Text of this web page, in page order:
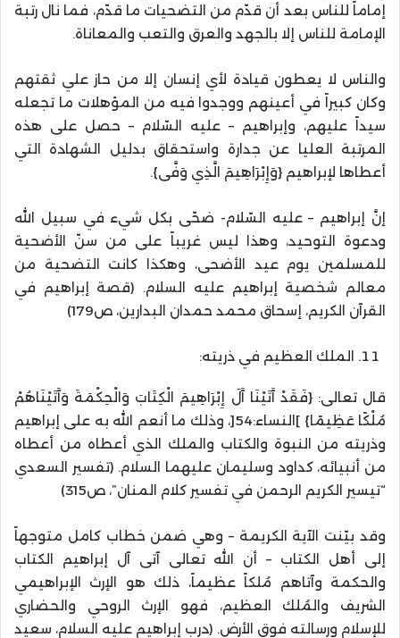
إماماً للناس بعد أن قدّم من التضحيات ما قدّم، فما نال رتبة
الإمامة للناس إلا بالجهد والعرق والتعب والمعاناة.
والناس لا يعطون قيادة لأي إنسان إلا من حاز علي ثقتهم
وكان كبيراً في أعينهم ووجدوا فيه من المؤهلات ما تجعله
سيداً عليهم، وإبراهيم – عليه السّلام – حصل على هذه
المرتبة العليا عن جدارة واستحقاق بدليل الشهادة التي
أعطاها لإبراهيم {وَإِبْرَاهِيمَ الَّذِي وَفَّى}.
إنَّ إبراهيم – عليه السّلام- ضحّى بكل شيء في سبيل الله
ودعوة التوحيد، وهذا ليس غريباً على من سنّ الأضحية
للمسلمين يوم عيد الأضحى، وهكذا كانت التضحية من
معالم شخصية إبراهيم عليه السلام. (قصة إبراهيم في
القرآن الكريم، إسحاق محمد حمدان البدارين، ص179)
الملك العظيم في ذريته:
قال تعالى: {فَقَدْ آَتَيْنَا آَلَ إِبْرَاهِيمَ الْكِتَابَ وَالْحِكْمَةَ وَآَتَيْنَاهُمْ
مُلْكًا عَظِيمًا} ]النساء:54[، وذلك ما أنعم الله به على إبراهيم
وذريته من النبوة والكتاب والملك الذي أعطاه من أعطاه
من أنبيائه، كداود وسليمان عليهما السلام. (تفسير السعدي
“تيسير الكريم الرحمن في تفسير كلام المنان”، ص315)
وقد بيّنت الآية الكريمة – وهي ضمن خطاب كامل متوجهاً
إلى أهل الكتاب – أن الله تعالى آتى آل إبراهيم الكتاب
والحكمة وآتاهم مُلكاً عظيماً، ذلك هو الإرث الإبراهيمي
الشريف والمُلك العظيم، فهو الإرث الروحي والحضاري
للإسلام ورسالته فوق الأرض. (درب إبراهيم عليه السلام، سعيد